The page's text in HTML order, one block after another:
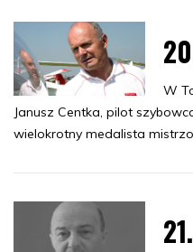
W
Janusz Centka, pilot
wielokrotny medalista